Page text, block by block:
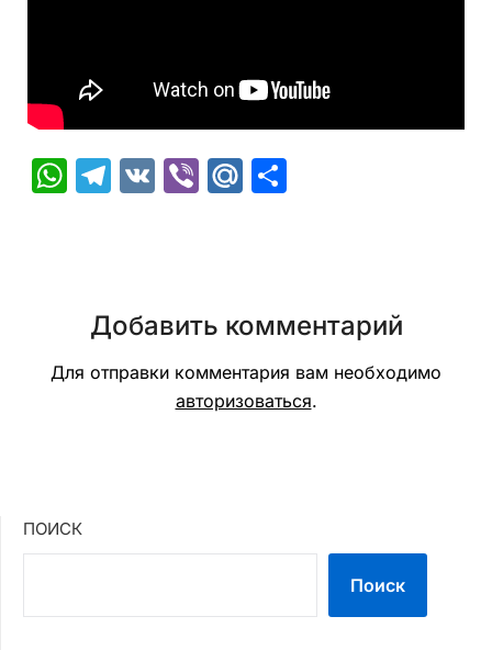
WhatsApp
Telegram
VK ViberMail.Ru
Добавить комментарий
Для отправки комментария вам необходимо
авторизоваться.
ПОИСК
Поиск